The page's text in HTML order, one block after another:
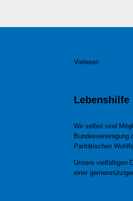
Vorlesen
Lebenshilfe
Wir selbst sind
Bundesvereinigung
Paritätischen
Unsere vielfältigen
einer